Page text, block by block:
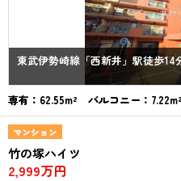
東武伊勢崎線「西新井」駅徒歩14
専有：62.55m² バルコニー：
マンション
竹の塚ハイツ
2,999万円